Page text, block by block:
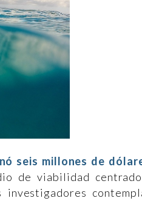
seis millones de
de viabilidad